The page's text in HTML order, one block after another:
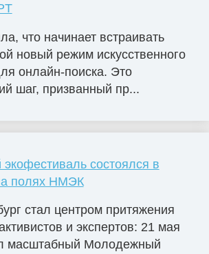
что начинает встраивать
новый режим искусственного
онлайн-поиска. Это
шаг, призванный пр...
состоялся в
полях НМЭК
стал центром притяжения
и экспертов: 21 мая
масштабный Молодежный